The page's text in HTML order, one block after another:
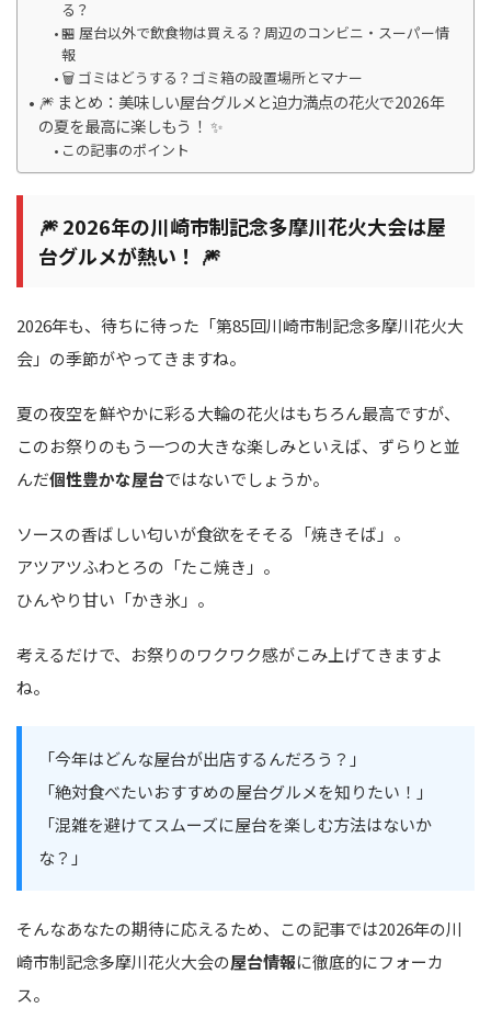
る？
🏪 屋台以外で飲食物は買える？周辺のコンビニ・スーパー情
報
🗑️ ゴミはどうする？ゴミ箱の設置場所とマナー
🎆 まとめ：美味しい屋台グルメと迫力満点の花火で2026年
の夏を最高に楽しもう！ ✨
この記事のポイント
🎆 2026年の川崎市制記念多摩川花火大会は屋
台グルメが熱い！ 🎆
2026年も、待ちに待った「第85回川崎市制記念多摩川花火大
会」の季節がやってきますね。
夏の夜空を鮮やかに彩る大輪の花火はもちろん最高ですが、
このお祭りのもう一つの大きな楽しみといえば、ずらりと並
んだ個性豊かな屋台ではないでしょうか。
ソースの香ばしい匂いが食欲をそそる「焼きそば」。
アツアツふわとろの「たこ焼き」。
ひんやり甘い「かき氷」。
考えるだけで、お祭りのワクワク感がこみ上げてきますよ
ね。
「今年はどんな屋台が出店するんだろう？」
「絶対食べたいおすすめの屋台グルメを知りたい！」
「混雑を避けてスムーズに屋台を楽しむ方法はないか
な？」
そんなあなたの期待に応えるため、この記事では2026年の川
崎市制記念多摩川花火大会の屋台情報に徹底的にフォーカ
ス。